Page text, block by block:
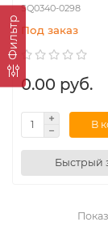
Фильтр
SQ0340-0298
Под заказ
0.00 руб.
В
Быстрый